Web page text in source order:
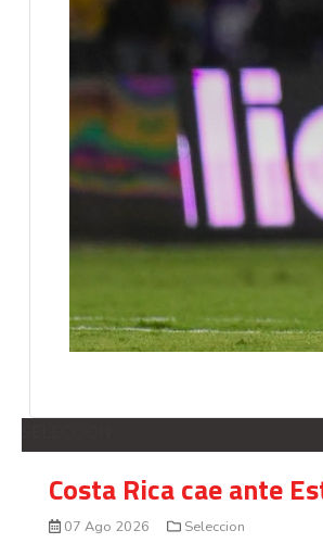
Costa Rica cae ante
07 Ago 2026 Seleccion